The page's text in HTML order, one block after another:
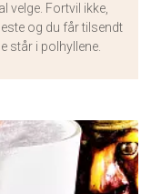
velge. Fortvil ikke,
og du får tilsendt
står i polhyllene.